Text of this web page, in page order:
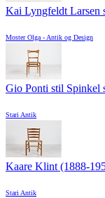
Kai Lyngfeldt Larsen
Moster Olga - Antik og Design
Gio Ponti stil Spinkel
Stari Antik
Kaare Klint (1888-
Stari Antik